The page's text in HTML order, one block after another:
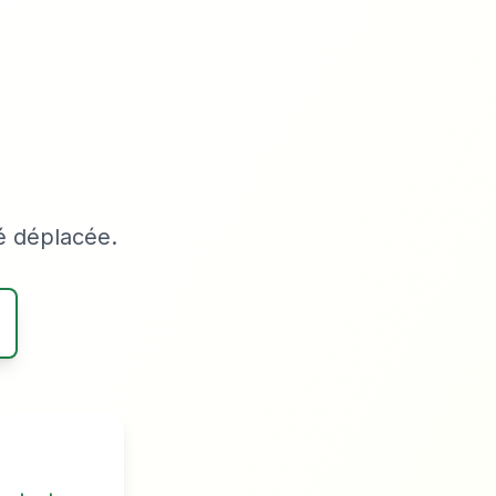
déplacée.